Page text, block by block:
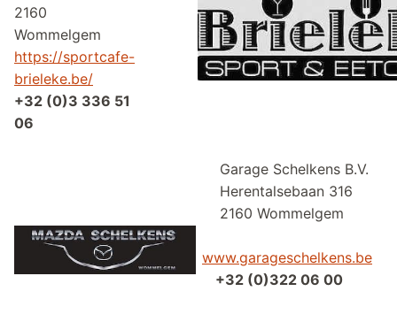
2160
Wommelgem
https://sportcafe-
brieleke.be/
+32 (0)3 336 51
06
Garage
Herentalsebaan
2160
www.garageschelkens.be
+32 (0)322 06 00